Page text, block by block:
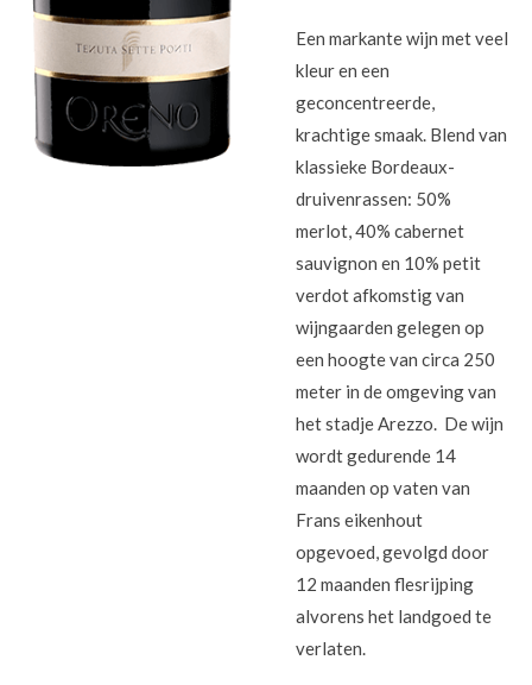
Een markante wijn met veel
kleur en een
geconcentreerde,
krachtige smaak. Blend van
klassieke Bordeaux-
druivenrassen: 50%
merlot, 40% cabernet
sauvignon en 10% petit
verdot afkomstig van
wijngaarden gelegen op
een hoogte van circa 250
meter in de omgeving van
het stadje Arezzo. De wijn
wordt gedurende 14
maanden op vaten van
Frans eikenhout
opgevoed, gevolgd door
12 maanden flesrijping
alvorens het landgoed te
verlaten.